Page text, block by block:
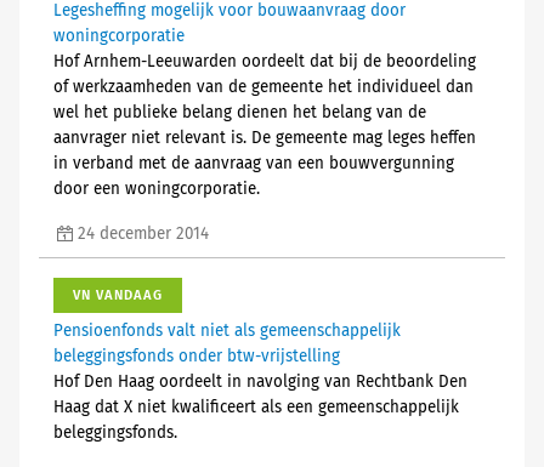
Legesheffing mogelijk voor bouwaanvraag door
woningcorporatie
Hof Arnhem-Leeuwarden oordeelt dat bij de beoordeling
of werkzaamheden van de gemeente het individueel dan
wel het publieke belang dienen het belang van de
aanvrager niet relevant is. De gemeente mag leges heffen
in verband met de aanvraag van een bouwvergunning
door een woningcorporatie.
24 december 2014
VN VANDAAG
Pensioenfonds valt niet als gemeenschappelijk
beleggingsfonds onder btw-vrijstelling
Hof Den Haag oordeelt in navolging van Rechtbank Den
Haag dat X niet kwalificeert als een gemeenschappelijk
beleggingsfonds.